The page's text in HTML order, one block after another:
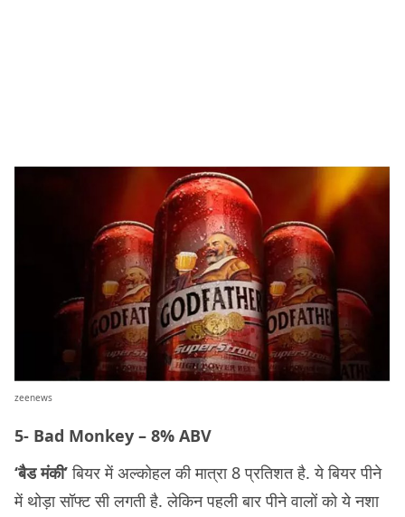
zeenews
5- Bad Monkey – 8% ABV
‘बैड मंकी’बियर में अल्कोहल की मात्रा 8 प्रतिशत है. ये बियर पीने
में थोड़ा सॉफ्ट सी लगती है. लेकिन पहली बार पीने वालों को ये नशा